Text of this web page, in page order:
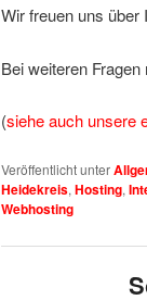
Wir freuen uns über
Bei weiteren
(siehe auch unsere
Veröffentlicht unter
Heidekreis, Hosting,
Webhosting